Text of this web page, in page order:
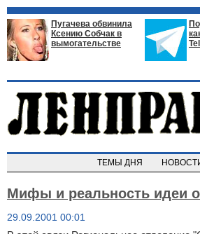
Пугачева обвинила
Ксению Собчак в
вымогательстве
ТЕМЫ ДНЯ
Мифы и реальность идеи
29.09.2001 00:01